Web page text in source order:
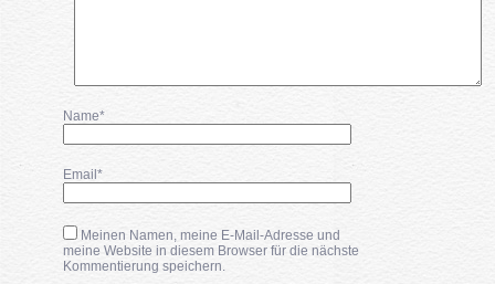
Name*
Email*
Meinen Namen, meine E-Mail-Adresse und
meine Website in diesem Browser für die nächste
Kommentierung speichern.